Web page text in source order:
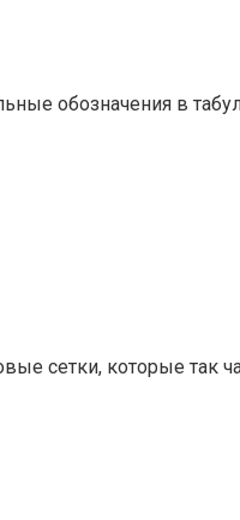
обозначения в
сетки, которые так